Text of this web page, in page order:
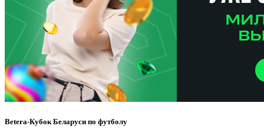
Betera-Кубок Беларуси по футболу